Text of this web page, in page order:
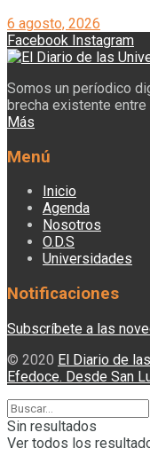
6 agosto, 2026
Facebook Instagram
Somos un períodico
brecha existente
Más
Menú
Inicio
Agenda
Nosotros
O.D.S
Universidades
Notificaciones
Subscríbete a las
© 2020 El Diario de
Efedoce. Desde San
Sin resultados
Ver todos los